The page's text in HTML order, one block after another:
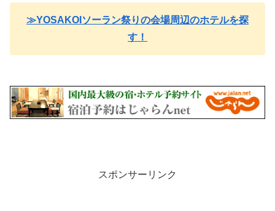
≫YOSAKOIソーラン祭りの会場周辺のホテルを探
す！
スポンサーリンク